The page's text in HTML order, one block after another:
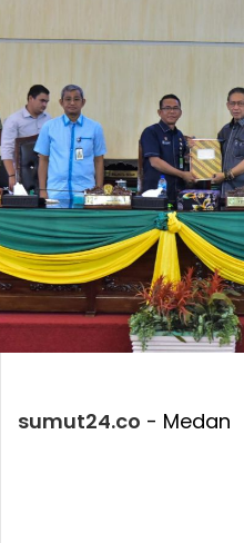
sumut24.co - Medan